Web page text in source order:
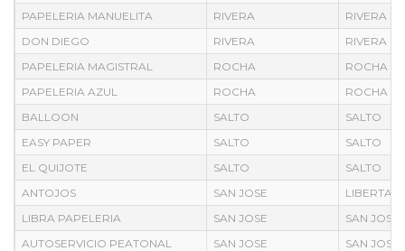
PAPELERIA MANUELITA
RIVERA
RIVERA
DON DIEGO
RIVERA
RIVERA
PAPELERIA MAGISTRAL
ROCHA
ROCHA
PAPELERIA AZUL
ROCHA
ROCHA
BALLOON
SALTO
SALTO
EASY PAPER
SALTO
SALTO
EL QUIJOTE
SALTO
SALTO
ANTOJOS
SAN JOSE
LIBERTAD
LIBRA PAPELERIA
SAN JOSE
SAN JOSE
AUTOSERVICIO PEATONAL
SAN JOSE
SAN JOSE